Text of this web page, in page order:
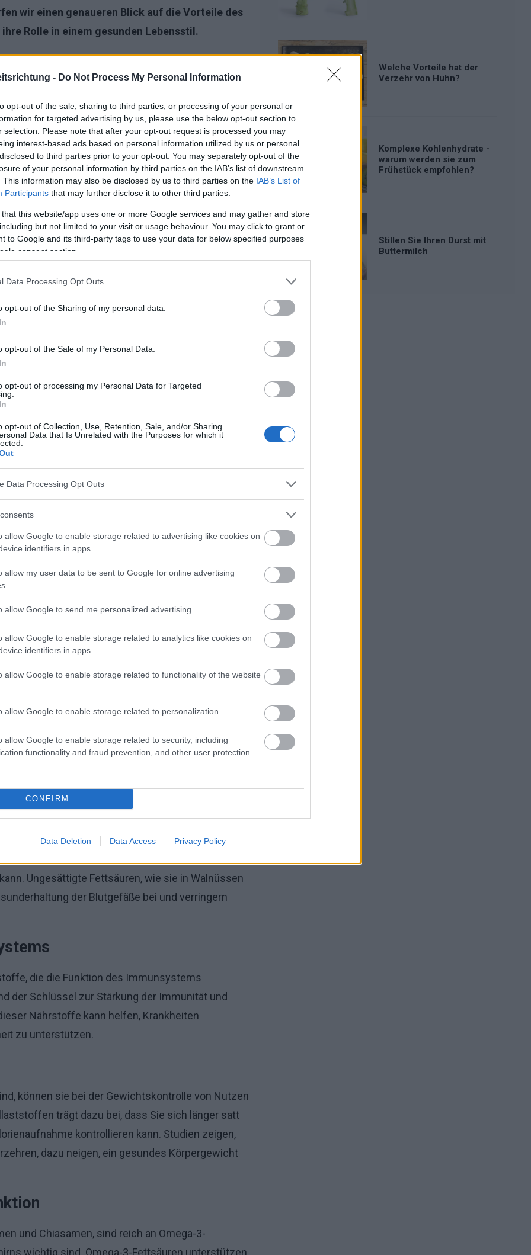
- Do Not Process My Personal Information
opt-out of the sale, sharing to third parties, or processing of your personal or
for targeted advertising by us, please use the below opt-out section to
selection. Please note that after your opt-out request is processed you may
interest-based ads based on personal information utilized by us or personal
to third parties prior to your opt-out. You may separately opt-out of the
of your personal information by third parties on the IAB’s list of downstream
This information may also be disclosed by us to third parties on the IAB’s List of
Participants that may further disclose it to other third parties.
that this website/app uses one or more Google services and may gather and store
but not limited to your visit or usage behaviour. You may click to grant or
to Google and its third-party tags to use your data for below specified purposes
consent section.
Data Processing Opt Outs
opt-out of the Sharing of my personal data.
opt-out of the Sale of my Personal Data.
opt-out of processing my Personal Data for Targeted
opt-out of Collection, Use, Retention, Sale, and/or Sharing
Data that Is Unrelated with the Purposes for which it
Data Processing Opt Outs
allow Google to enable storage related to advertising like cookies on
identifiers in apps.
allow my user data to be sent to Google for online advertising
allow Google to send me personalized advertising.
allow Google to enable storage related to analytics like cookies on
identifiers in apps.
allow Google to enable storage related to functionality of the website
allow Google to enable storage related to personalization.
allow Google to enable storage related to security, including
functionality and fraud prevention, and other user protection.
CONFIRM
Data Deletion Data Access Privacy Policy
wir einen genaueren Blick auf die Vorteile des
Rolle in einem gesunden Lebensstil.
Ernährung aufnehmen?
Nährstoffen, die die Gesundheit des Körpers
Nährstoffe, die in Nüssen und Samen enthalten
Quelle für pflanzliches Eiweiß, das den
Fettsäuren, wie Omega-3 und Omega-6, die die
unterstützt die Gesundheit der Verdauung
Samen sind reich an B-Vitaminen, Vitamin E,
Verbesserung der Herzgesundheit beitragen.
von Nüssen den LDL-Cholesterinspiegel senken
Ungesättigte Fettsäuren, wie sie in Walnüssen
der Blutgefäße bei und verringern
die die Funktion des Immunsystems
der Schlüssel zur Stärkung der Immunität und
Nährstoffe kann helfen, Krankheiten
zu unterstützen.
können sie bei der Gewichtskontrolle von Nutzen
trägt dazu bei, dass Sie sich länger satt
kontrollieren kann. Studien zeigen,
dazu neigen, ein gesundes Körpergewicht
und Chiasamen, sind reich an Omega-3-
wichtig sind. Omega-3-Fettsäuren unterstützen
Welche Vorteile hat der
Verzehr von Huhn?
Komplexe Kohlenhydrate -
warum werden sie zum
Frühstück empfohlen?
Stillen Sie Ihren Durst mit
Buttermilch